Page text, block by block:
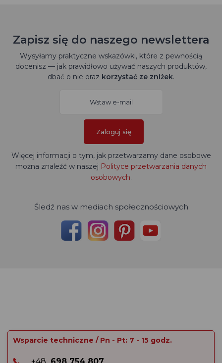
Zapisz się do naszego newslettera
Wysyłamy praktyczne wskazówki, które z pewnością
docenisz — jak prawidłowo używać naszych produktów,
dbać o nie oraz korzystać ze zniżek.
Zaloguj się
Więcej informacji o tym, jak przetwarzamy dane osobowe
można znaleźć w naszej Polityce przetwarzania danych
osobowych.
Śledź nas w mediach społecznościowych
Wsparcie techniczne / Pn - Pt: 7 - 15 godz.